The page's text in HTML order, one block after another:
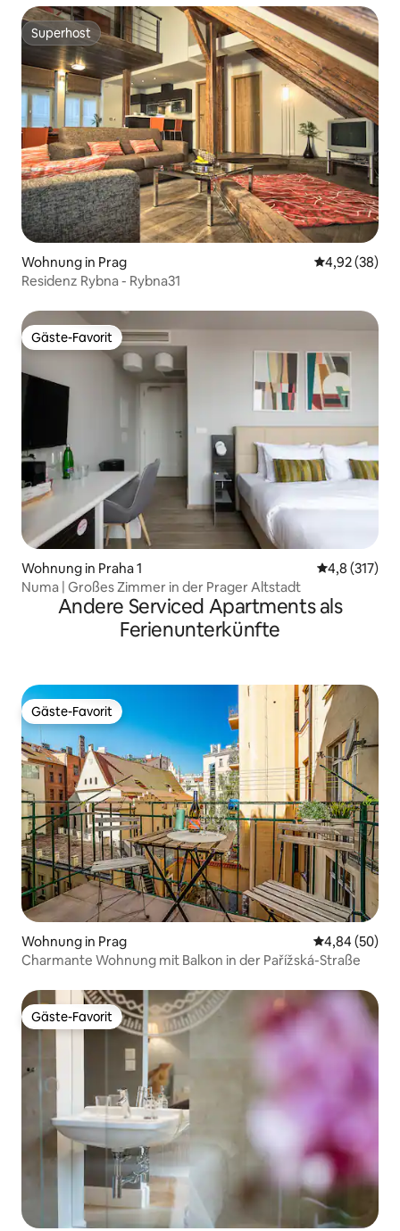
Superhost
Superhost
Wohnung in Prag
4,92 (38)
Residenz Rybna - Rybna31
Gäste-Favorit
Gäste-Favorit
Wohnung in Praha 1
4,8 (317)
Numa | Großes Zimmer in der Prager Altstadt
Andere Serviced Apartments als
Ferienunterkünfte
Gäste-Favorit
Gäste-Favorit
Wohnung in Prag
4,84 (50)
Charmante Wohnung mit Balkon in der Pařížská-Straße
Gäste-Favorit
Gäste-Favorit